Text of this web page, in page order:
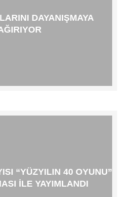
DAYANIŞMAYA
“YÜZYILIN 40 OYUNU”
ILE YAYIMLANDI